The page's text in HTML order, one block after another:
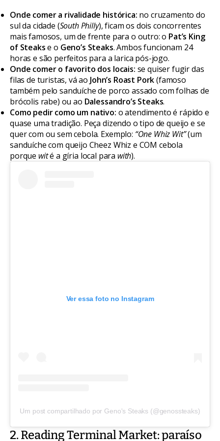
Onde comer a rivalidade histórica: no cruzamento do
sul da cidade (South Philly), ficam os dois concorrentes
mais famosos, um de frente para o outro: o Pat’s King
of Steakse o Geno’s Steaks. Ambos funcionam 24
horas e são perfeitos para a larica pós-jogo.
Onde comer o favorito dos locais: se quiser fugir das
filas de turistas, vá ao John’s Roast Pork(famoso
também pelo sanduíche de porco assado com folhas de
brócolis rabe) ou ao Dalessandro’s Steaks.
Como pedir como um nativo: o atendimento é rápido e
quase uma tradição. Peça dizendo o tipo de queijo e se
quer com ou sem cebola. Exemplo: “One Whiz Wit”(um
sanduíche com queijo Cheez Whiz e COM cebola
porque wité a gíria local para with).
Ver essa foto no Instagram
Um post compartilhado por Geno's Steaks (@genossteaks)
2. Reading Terminal Market: paraíso